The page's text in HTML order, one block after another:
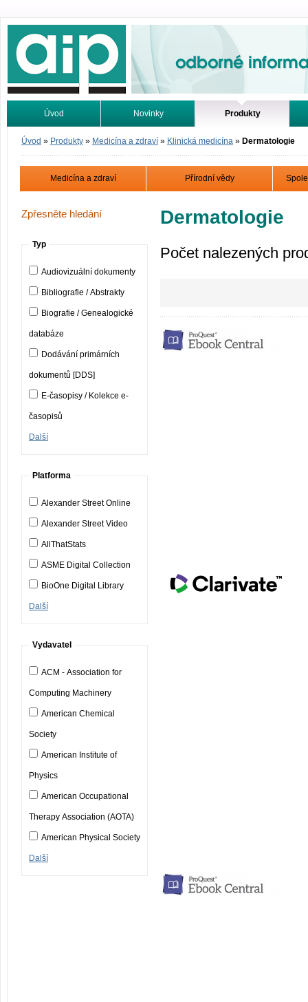
Odborné informace. Online.
Úvod Novinky Produkty
Vyhledávání Tutoriály
Úvod » Produkty » Medicína a zdraví » Klinická medicína » Dermatologie
Medicína a zdraví Přírodní vědy
Zpřesněte hledání
Typ
Audiovizuální dokumenty
Bibliografie / Abstrakty
Biografie / Genealogické
databáze
Dodávání primárních
dokumentů [DDS]
E-časopisy / Kolekce e-
časopisů
Další
Platforma
Alexander Street Online
Alexander Street Video
AllThatStats
ASME Digital Collection
BioOne Digital Library
Další
Vydavatel
ACM - Association for
Computing Machinery
American Chemical
Society
American Institute of
Physics
American Occupational
Therapy Association (AOTA)
American Physical Society
Další
Dermatologie
Počet nalezených